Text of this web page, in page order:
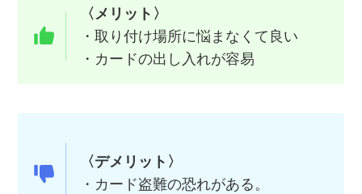
〈メリット〉
・取り付け場所に悩まなくて良い
・カードの出し入れが容易
〈デメリット〉
・カード盗難の恐れがある。